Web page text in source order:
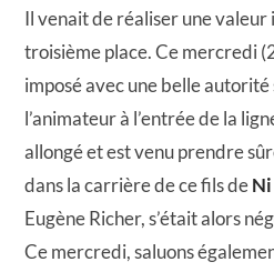
Il venait de réaliser une
troisième place. Ce mercredi
imposé avec une belle
l’animateur à l’entrée de la
allongé et est venu prendre
dans la carrière de ce fils deNi
Eugène Richer, s’était alors
Ce mercredi, saluons